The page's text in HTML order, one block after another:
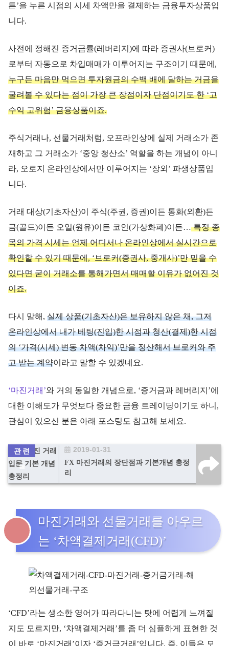
튼’을 누른 시점의 시세 차액만을 결제하는 금융투자상품입
니다.
사전에 정해진 증거금률(레버리지)에 따라 증권사(브로커)
로부터 자동으로 차입매매가 이루어지는 구조이기 때문에,
누구든 마음만 먹으면 투자원금의 수백 배에 달하는 거금을
굴려볼 수 있다는 점이 가장 큰 장점이자 단점이기도 한 ‘고
수익 고위험’ 금융상품이죠.
주식거래나, 선물거래처럼, 오프라인상에 실제 거래소가 존
재하고 그 거래소가 ‘중앙 청산소’ 역할을 하는 개념이 아니
라, 오로지 온라인상에서만 이루어지는 ‘장외’ 파생상품입
니다.
거래 대상(기초자산)이 주식(주권, 증권)이든 통화(외환)든
금(골드)이든 오일(원유)이든 코인(가상화폐)이든…특정 종
목의 가격 시세는 언제 어디서나 온라인상에서 실시간으로
확인할 수 있기 때문에, ‘브로커(증권사, 중개사)’만 믿을 수
있다면 굳이 거래소를 통해가면서 매매할 이유가 없어진 것
이죠.
다시 말해, 실제 상품(기초자산)은 보유하지 않은 채, 그저
온라인상에서 내가 베팅(진입)한 시점과 청산(결제)한 시점
의 ‘가격(시세) 변동 차액(차익)’만을 정산해서 브로커와 주
고 받는 계약이라고 말할 수 있겠네요.
‘마진거래’와 거의 동일한 개념으로, ‘증거금과 레버리지’에
대한 이해도가 무엇보다 중요한 금융 트레이딩이기도 하니,
관심이 있으신 분은 아래 포스팅도 참고해 보세요.
2019-01-31
FX 마진거래의 장단점과 기본개념 총정
리
마진거래와 선물거래를 아우르
는 ‘차액결제거래(CFD)’
‘CFD’라는 생소한 영어가 따라다니는 탓에 어렵게 느껴질
지도 모르지만, ‘차액결제거래’를 좀 더 심플하게 표현한 것
이 바로 ‘마진거래’이자 ‘증거금거래’입니다. 즉, 이들은 모